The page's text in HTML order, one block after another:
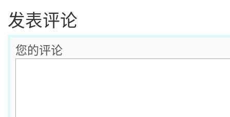
发表评论
您的评论